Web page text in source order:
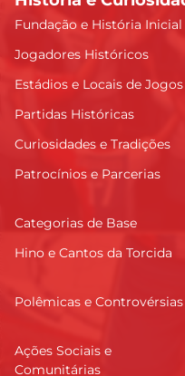
Fundação e História Inicial
Jogadores Históricos
Estádios e Locais de Jogos
Partidas Históricas
Curiosidades e Tradições
Patrocínios e Parcerias
Categorias de Base
Hino e Cantos da Torcida
Polêmicas e Controvérsias
Ações Sociais e
Comunitárias